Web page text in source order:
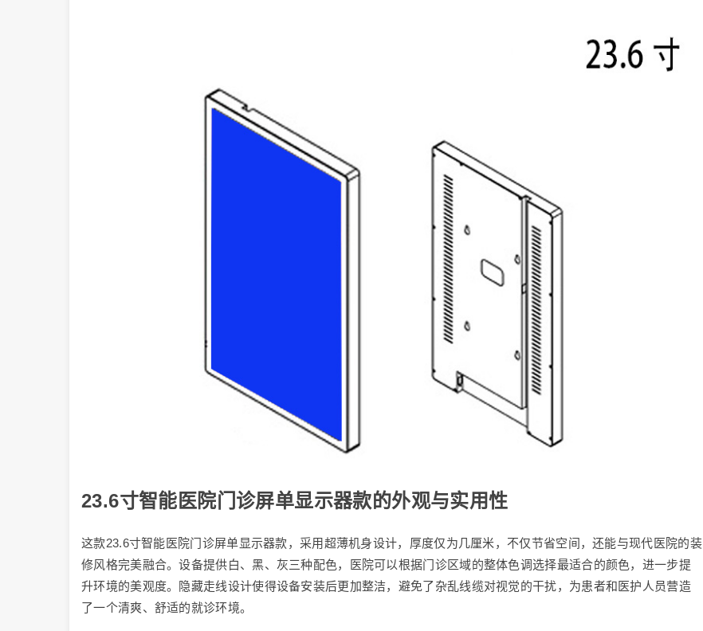
23.6寸智能医院门诊屏单显示器款的外观与实用性
这款23.6寸智能医院门诊屏单显示器款，采用超薄机身设计，厚度仅为几厘米，不仅节省空间，还能与现代医院的装
修风格完美融合。设备提供白、黑、灰三种配色，医院可以根据门诊区域的整体色调选择最适合的颜色，进一步提
升环境的美观度。隐藏走线设计使得设备安装后更加整洁，避免了杂乱线缆对视觉的干扰，为患者和医护人员营造
了一个清爽、舒适的就诊环境。